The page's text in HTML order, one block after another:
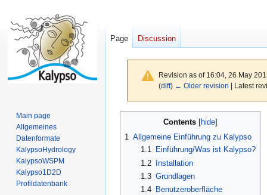
Revision as of 16:04, 26 May
(diff) ← Older revision | Latest
navigation
search
Contents
1 Allgemeine Einführung zu Kalypso
1.1
Einführung/Was ist Kalypso?
1.2
Installation
1.3 Grundlagen
1.4
Benutzeroberfläche
Page Discussion
Main page
Allgemeines
Datenformate
KalypsoHydrology
KalypsoWSPM
Kalypso1D2D
Profildatenbank